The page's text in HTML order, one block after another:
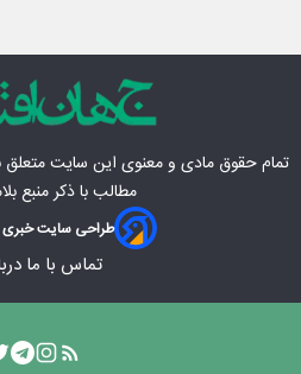
تمام حقوق مادی‌ و معنوی این سایت
مطالب با ذکر منبع
طراحی سایت خبری
تماس با ما